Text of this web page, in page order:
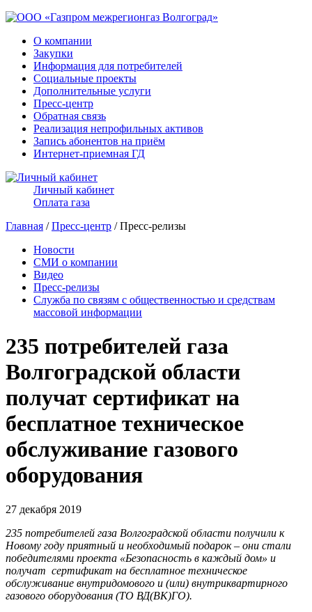
О компании
Закупки
Информация для потребителей
Социальные проекты
Дополнительные услуги
Пресс-центр
Обратная связь
Реализация непрофильных активов
Запись абонентов на приём
Интернет-приемная ГД
Личный кабинет
Оплата газа
Главная /Пресс-центр / Пресс-релизы
Новости
СМИ о компании
Видео
Пресс-релизы
Служба по связям с общественностью и средствам
массовой информации
235 потребителей газа
Волгоградской области
получат сертификат на
бесплатное техническое
обслуживание газового
оборудования
27 декабря 2019
235 потребителей газа Волгоградской области получили к
Новому году приятный и необходимый подарок – они стали
победителями проекта «Безопасность в каждый дом» и
получат сертификат на бесплатное техническое
обслуживание внутридомового и (или) внутриквартирного
газового оборудования (ТО ВД(ВК)ГО).